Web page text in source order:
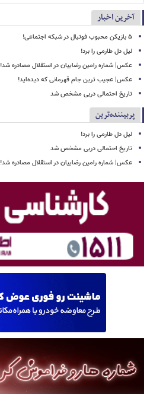
آخرین اخبار
۵ بازیکن محبوب فوتبال در شبکه اجتماعی!
لیل دل طارمی را برد!
عکس| شماره رامین رضاییان در استقلال مصادره شد!
عکس| عجیب ترین جام قهرمانی که دیده‌اید!
تاریخ احتمالی دربی مشخص شد
پربیننده‌ترین
لیل دل طارمی را برد!
تاریخ احتمالی دربی مشخص شد
عکس| شماره رامین رضاییان در استقلال مصادره شد!